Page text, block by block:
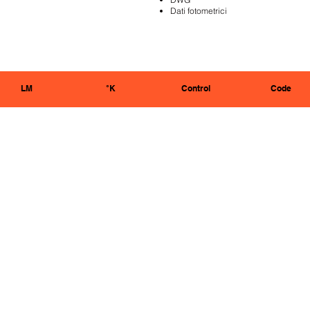
Dati fotometrici
LM °K Control Code